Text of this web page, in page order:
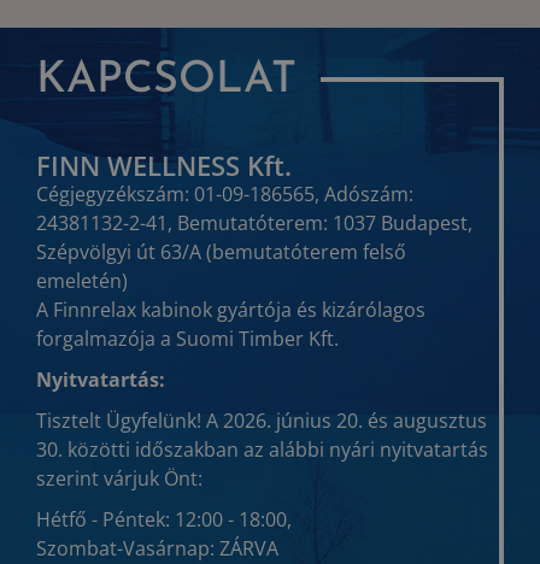
KAPCSOLAT
FINN WELLNESS Kft.
Cégjegyzékszám: 01-09-186565, Adószám:
24381132-2-41, Bemutatóterem: 1037 Budapest,
Szépvölgyi út 63/A (bemutatóterem felső
emeletén)
A Finnrelax kabinok gyártója és kizárólagos
forgalmazója a Suomi Timber Kft.
Nyitvatartás:
Tisztelt Ügyfelünk! A 2026. június 20. és augusztus
30. közötti időszakban az alábbi nyári nyitvatartás
szerint várjuk Önt:
Hétfő - Péntek: 12:00 - 18:00,
Szombat-Vasárnap: ZÁRVA